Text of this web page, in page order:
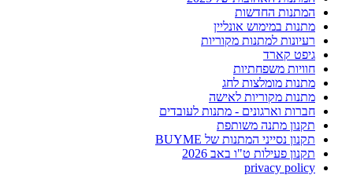
המתנות החדשות
מתנות במימוש אונליין
רעיונות למתנות מקוריות
גיפט קארד
חוויות משפחתיות
מתנות מומלצות לחג
מתנות מקוריות לאישה
חברות וארגונים - מתנות לעובדים
תקנון מתנה משותפת
תקנון נסייני המתנות של BUYME
תקנון פעילות ט"ו באב 2026
privacy policy